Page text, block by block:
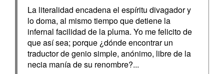
La literalidad encadena el espíritu divagador y
lo doma, al mismo tiempo que detiene la
infernal facilidad de la pluma. Yo me felicito de
que así sea; porque ¿dónde encontrar un
traductor de genio simple, anónimo, libre de la
necia manía de su renombre?...